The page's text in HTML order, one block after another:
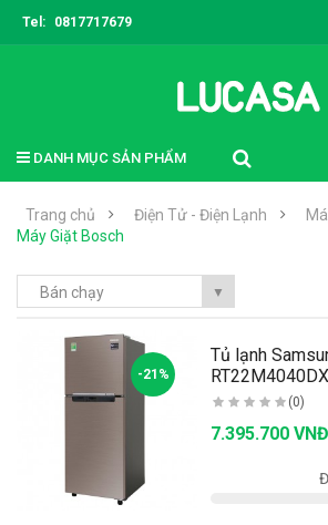
Tel: 0817717679
DANH MỤC SẢN PHẨM
Trang chủ Điện Tử - Điện Lạnh
Máy Giặt Bosch
Bán chạy ▼
-21%
Tủ lạnh
Nam..
(0)
7.395.700 VNĐ